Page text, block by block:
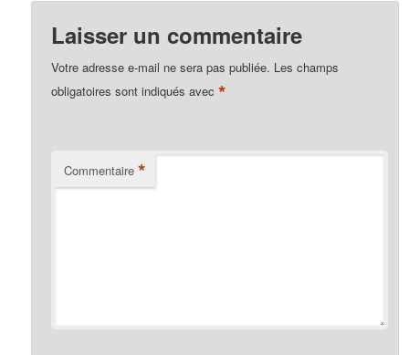
Laisser un commentaire
Votre adresse e-mail ne sera pas publiée. Les champs
obligatoires sont indiqués avec*
Commentaire *